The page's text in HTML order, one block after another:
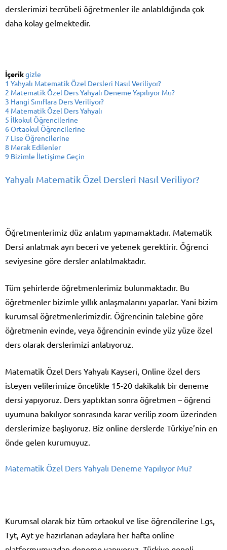
derslerimizi tecrübeli öğretmenler ile anlatıldığında çok
daha kolay gelmektedir.
İçerikgizle
1 Yahyalı Matematik Özel Dersleri Nasıl Veriliyor?
2 Matematik Özel Ders Yahyalı Deneme Yapılıyor Mu?
3 Hangi Sınıflara Ders Veriliyor?
4 Matematik Özel Ders Yahyalı
5 İlkokul Öğrencilerine
6Ortaokul Öğrencilerine
7 Lise Öğrencilerine
8 Merak Edilenler
9 Bizimle İletişime Geçin
Yahyalı Matematik Özel Dersleri Nasıl Veriliyor?
Öğretmenlerimiz düz anlatım yapmamaktadır. Matematik
Dersi anlatmak ayrı beceri ve yetenek gerektirir. Öğrenci
seviyesine göre dersler anlatılmaktadır.
Tüm şehirlerde öğretmenlerimiz bulunmaktadır. Bu
öğretmenler bizimle yıllık anlaşmalarını yaparlar. Yani bizim
kurumsal öğretmenlerimizdir. Öğrencinin talebine göre
öğretmenin evinde, veya öğrencinin evinde yüz yüze özel
ders olarak derslerimizi anlatıyoruz.
Matematik Özel Ders Yahyalı Kayseri, Online özel ders
isteyen velilerimize öncelikle 15-20 dakikalık bir deneme
dersi yapıyoruz. Ders yaptıktan sonra öğretmen – öğrenci
uyumuna bakılıyor sonrasında karar verilip zoom üzerinden
derslerimize başlıyoruz. Biz online derslerde Türkiye’nin en
önde gelen kurumuyuz.
Matematik Özel Ders Yahyalı Deneme Yapılıyor Mu?
Kurumsal olarak biz tüm ortaokul ve lise öğrencilerine Lgs,
Tyt, Ayt ye hazırlanan adaylara her hafta online